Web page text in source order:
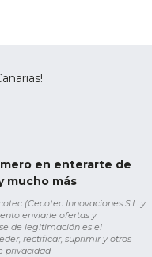
en enterarte de
mucho más
(Cecotec Innovaciones S.L. y
enviarle ofertas y
de legitimación es el
rectificar, suprimir y otros
privacidad